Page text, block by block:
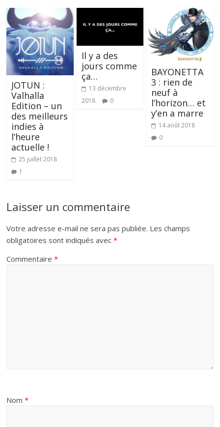
JOTUN :
Valhalla
Edition – un
des meilleurs
indies à
l’heure
actuelle !
25 juillet 2018
1
Il y a des
jours comme
ça…
13 décembre
2018
0
BAYONETTA
3 : rien de
neuf à
l’horizon… et
y’en a marre
14 août 2018
0
Laisser un commentaire
Votre adresse e-mail ne sera pas publiée. Les champs
obligatoires sont indiqués avec*
Commentaire*
Nom*